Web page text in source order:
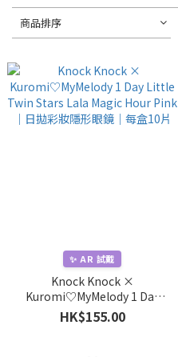
商品排序
✨ AR 試戴
Knock Knock ×
Kuromi♡MyMelody 1 Day
Little Twin Stars Lala Magic
Hour Pink｜日拋彩妝隱形眼鏡
HK$155.00